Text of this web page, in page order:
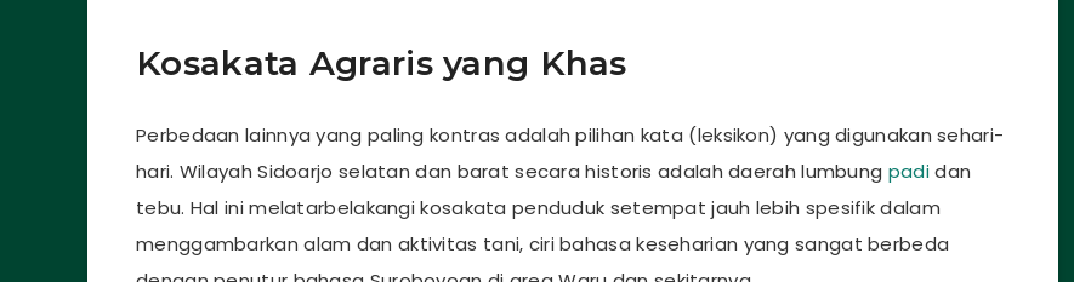
Kosakata Agraris yang Khas
Perbedaan lainnya yang paling kontras adalah pilihan kata (leksikon) yang digunakan sehari-
hari. Wilayah Sidoarjo selatan dan barat secara historis adalah daerah lumbung padidan
tebu. Hal ini melatarbelakangi kosakata penduduk setempat jauh lebih spesifik dalam
menggambarkan alam dan aktivitas tani, ciri bahasa keseharian yang sangat berbeda